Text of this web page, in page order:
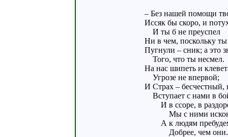
– Без нашей помощи
Иссяк бы скоро, и
И ты б не преуспел
Ни в чем, поскольку ты
Пугнули – сник; а это
Того, что ты несмел.
На нас шипеть и
Угрозе не впервой;
И Страх – бесчестный,
Вступает с нами в
И в ссоре, в
Мы с ними
А к людям
Добрее, чем они.